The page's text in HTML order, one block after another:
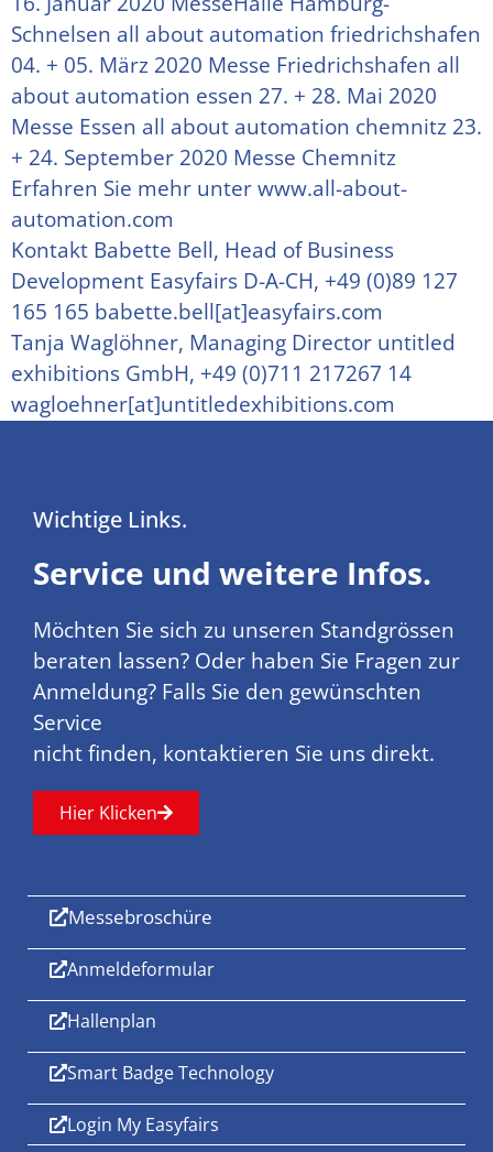
Schnelsen all about automation friedrichshafen
04. + 05. März 2020 Messe Friedrichshafen all
about automation essen 27. + 28. Mai 2020
Messe Essen all about automation chemnitz 23.
+ 24. September 2020 Messe Chemnitz
Erfahren Sie mehr unter www.all-about-
automation.com
Kontakt Babette Bell, Head of Business
Development Easyfairs D-A-CH, +49 (0)89 127
165 165 babette.bell[at]easyfairs.com
Tanja Waglöhner, Managing Director untitled
exhibitions GmbH, +49 (0)711 217267 14
wagloehner[at]untitledexhibitions.com
Wichtige Links.
Service und weitere Infos.
Möchten Sie sich zu unseren Standgrössen
beraten lassen? Oder haben Sie Fragen zur
Anmeldung? Falls Sie den gewünschten
Service
nicht finden, kontaktieren Sie uns direkt.
Hier Klicken
Messebroschüre
Anmeldeformular
Hallenplan
Smart Badge Technology
Login My Easyfairs